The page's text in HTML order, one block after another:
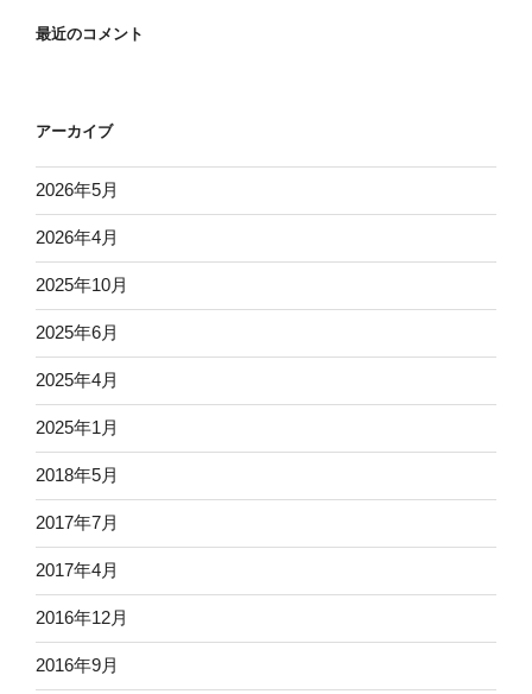
最近のコメント
アーカイブ
2026年5月
2026年4月
2025年10月
2025年6月
2025年4月
2025年1月
2018年5月
2017年7月
2017年4月
2016年12月
2016年9月